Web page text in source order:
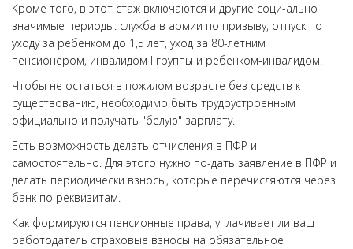
Кроме того, в этот стаж включаются и другие соци-ально
значимые периоды: служба в армии по призыву, отпуск по
уходу за ребенком до 1,5 лет, уход за 80-летним
пенсионером, инвалидом I группы и ребенком-инвалидом.
Чтобы не остаться в пожилом возрасте без средств к
существованию, необходимо быть трудоустроенным
официально и получать "белую" зарплату.
Есть возможность делать отчисления в ПФР и
самостоятельно. Для этого нужно по-дать заявление в ПФР и
делать периодически взносы, которые перечисляются через
банк по реквизитам.
Как формируются пенсионные права, уплачивает ли ваш
работодатель страховые взносы на обязательное